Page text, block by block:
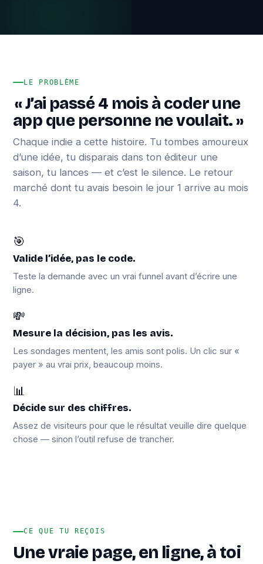
LE PROBLÈME
« J’ai passé 4 mois à coder une
app que personne ne voulait. »
Chaque indie a cette histoire. Tu tombes amoureux
d’une idée, tu disparais dans ton éditeur une
saison, tu lances — et c’est le silence. Le retour
marché dont tu avais besoin le jour 1 arrive au mois
4.
🎯
Valide l’idée, pas le code.
Teste la demande avec un vrai funnel avant d’écrire une
ligne.
💸
Mesure la décision, pas les avis.
Les sondages mentent, les amis sont polis. Un clic sur «
payer » au vrai prix, beaucoup moins.
📊
Décide sur des chiffres.
Assez de visiteurs pour que le résultat veuille dire quelque
chose — sinon l’outil refuse de trancher.
CE QUE TU REÇOIS
Une vraie page, en ligne, à toi